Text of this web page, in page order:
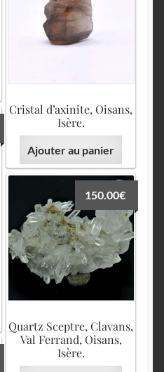
Cristal d’axinite, Oisans,
Isère.
Ajouter au panier
Quartz Sceptre, Clavans,
Val Ferrand, Oisans,
Isère.
150.00€